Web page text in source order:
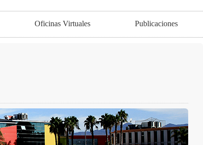
Oficinas Virtuales Publicaciones